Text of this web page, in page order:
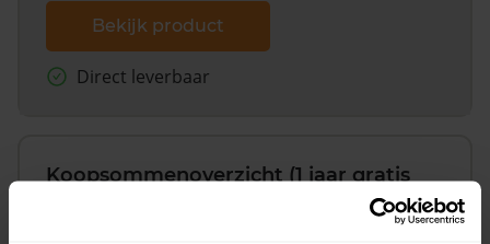
Bekijk product
Direct leverbaar
Koopsommenoverzicht (1 jaar gratis